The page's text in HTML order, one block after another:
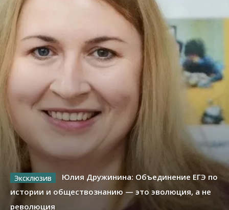
Юлия Дружинина: Объединение ЕГЭ по
истории и обществознанию — это эволюция, а не
революция